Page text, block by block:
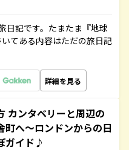
日記です。たまたま『地球
てある内容はただの旅日記
詳細を見る
カンタベリーと周辺の
町へ～ロンドンからの日
ガイド♪